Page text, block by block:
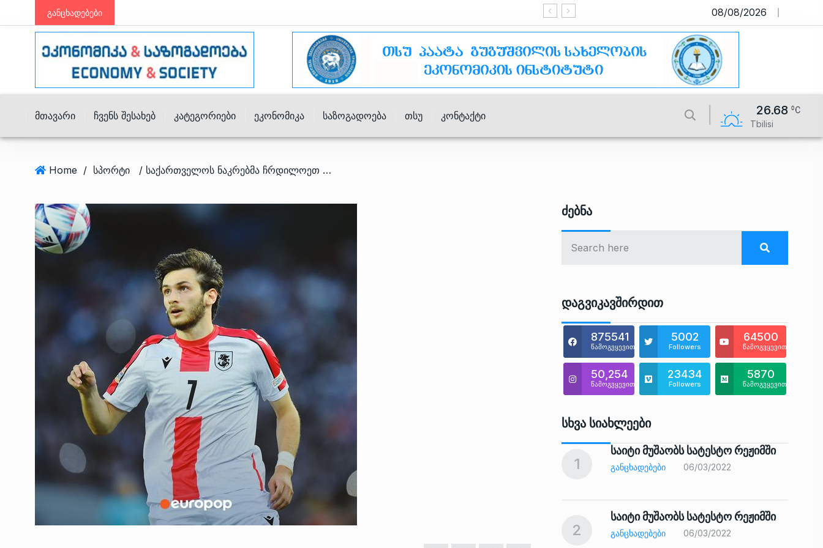
განცხადებები საიტი მუშაობს სატესტო რეჟიმში
08/08/2026
Მთავარი Ჩვენს Შესახებ Კატეგორიები Ეკონომიკა Საზოგადოება Თსუ Კონტაქტი 26.68
Tbilisi
Home / სპორტი / საქართველოს ნაკრებმა ჩრდილოეთ მაკედონია დაამარაცხა და "ერთა ლიგის" B დივიზიონში გადავიდა
Ძებნა
Დაგვიკავშირდით
875541
წამოგვყევით
5002
Followers
64500
წამოგვყევით
50,254
წამოგვყევით
23434
Followers
5870
წამოგვყევით
Სხვა Სიახლეები
6
ოთარ შამუგია ბაქოში გამართულ
მინისტერიალზე სიტყვით…
ᲔᲙᲝᲜᲝᲛᲘᲙᲐ 10/05/2022
გოგიტა თოდრაძე საქართველოს
11 1
საიტი მუშაობს სატესტო რეჟიმში
ᲒᲐᲜᲪᲮᲐᲓᲔᲑᲔᲑᲘ 06/03/2022
2
საიტი მუშაობს სატესტო რეჟიმში
ᲒᲐᲜᲪᲮᲐᲓᲔᲑᲔᲑᲘ 06/03/2022